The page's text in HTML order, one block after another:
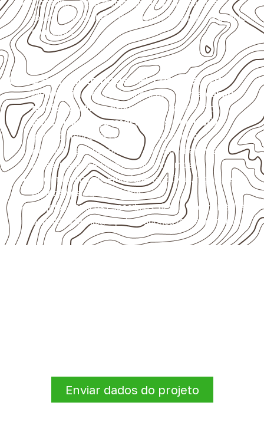
Consulte a ficha técnica antes de aplicações
externas, estruturais ou sujeitas a contato frequente
com água.
Onde o produto pode ser considerado
Móveis, divisórias e componentes de
marcenaria
técnica
, conforme exposição e acabamento.
Revestimentos, paredes, pisos e divisórias ,
quando compatíveis com a ficha técnica.
Projetos de transporte que utilizam chapas em
revestimentos e componentes internos.
Uso industrial em embalagens, caixas, montagem e
proteção de equipamentos.
Projetos náuticos específicos, desde que validados
pela ficha técnica e pelo responsável pelo projeto.
Enviar dados do projeto